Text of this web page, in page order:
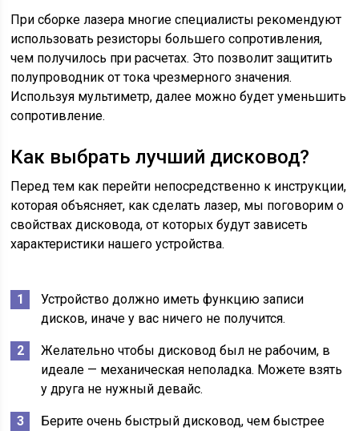
При сборке лазера многие специалисты рекомендуют
использовать резисторы большего сопротивления,
чем получилось при расчетах. Это позволит защитить
полупроводник от тока чрезмерного значения.
Используя мультиметр, далее можно будет уменьшить
сопротивление.
Как выбрать лучший дисковод?
Перед тем как перейти непосредственно к инструкции,
которая объясняет, как сделать лазер, мы поговорим о
свойствах дисковода, от которых будут зависеть
характеристики нашего устройства.
Устройство должно иметь функцию записи
дисков, иначе у вас ничего не получится.
Желательно чтобы дисковод был не рабочим, в
идеале — механическая неполадка. Можете взять
у друга не нужный девайс.
Берите очень быстрый дисковод, чем быстрее